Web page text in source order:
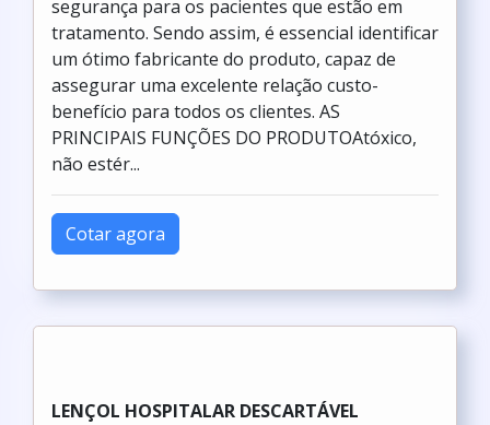
LENÇOL DESCARTÁVEL HOSPITALAR